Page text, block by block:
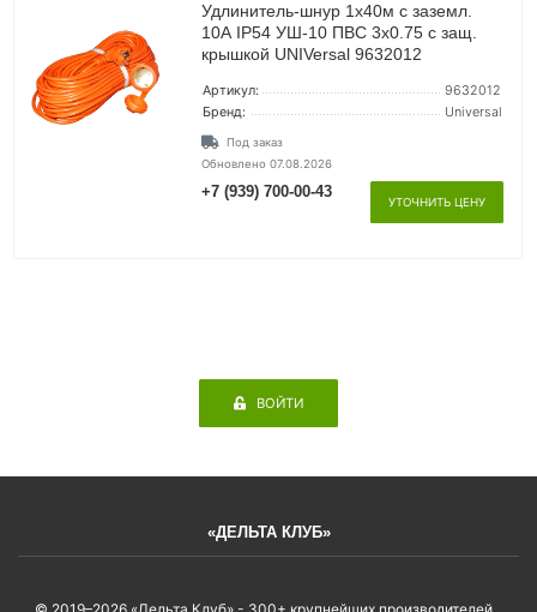
Удлинитель-шнур 1х40м с заземл.
10А IP54 УШ-10 ПВС 3х0.75 с защ.
крышкой UNIVersal 9632012
Артикул:
9632012
Бренд:
Universal
Под заказ
Обновлено 07.08.2026
+7 (939) 700-00-43
УТОЧНИТЬ ЦЕНУ
ВОЙТИ
«ДЕЛЬТА КЛУБ»